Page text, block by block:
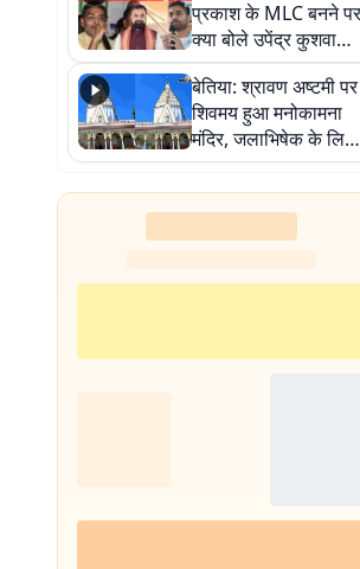
प्रकाश के MLC बनने पर
क्या बोले उपेंद्र कुशवाहा,
सुनिए
बेतिया: श्रावण अष्टमी पर
शिवमय हुआ मनोकामना
मंदिर, जलाभिषेक के लिए
लगी लंबी कतारें